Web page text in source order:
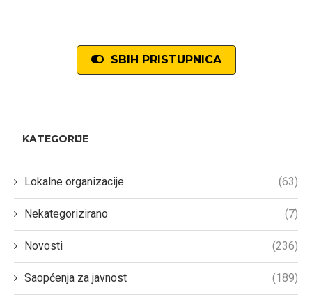
SBIH PRISTUPNICA
KATEGORIJE
Lokalne organizacije (63)
Nekategorizirano (7)
Novosti (236)
Saopćenja za javnost (189)